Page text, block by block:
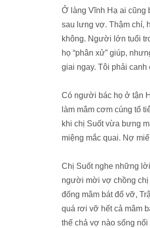
Ở làng Vĩnh Hạ ai cũng
sau lưng vợ. Thậm chí,
không. Người lớn tuổi
họ “phân xử” giúp,
giai ngay. Tôi phải
Có người bác họ ở tận
làm mâm cơm cúng tổ
khi chị Suốt vừa bưng
miệng mắc quai. Nợ
Chị Suốt nghe những
người mời vợ chồng chị
đống mâm bát đổ vỡ,
quá rơi vỡ hết cả mâm
thế chả vợ nào sống